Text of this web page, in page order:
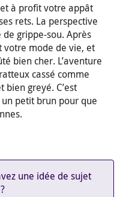
à profit votre appât
rets. La perspective
grippe-sou. Après
mode de vie, et
bien cher. L’aventure
cassé comme
greyé. C’est
petit brun pour que
une idée de sujet